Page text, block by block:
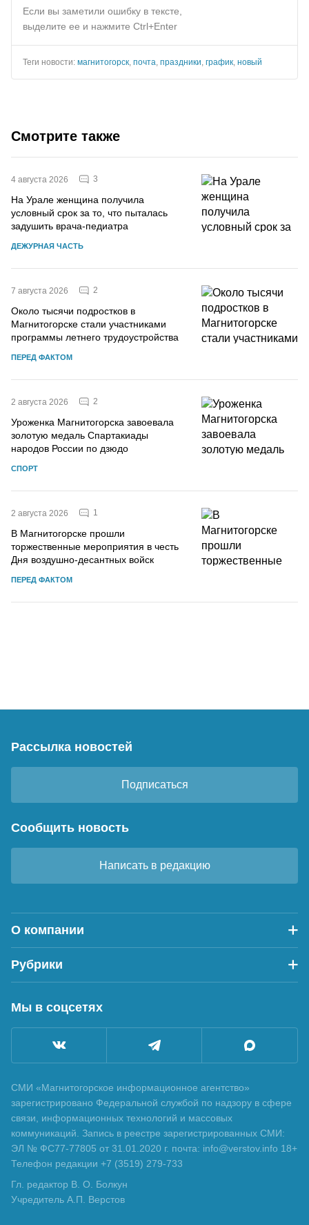
Если вы заметили ошибку в тексте,
выделите ее и нажмите Ctrl+Enter
Теги новости: магнитогорск почта праздники график новый
Смотрите также
4 августа 2026 3
На Урале женщина получила
условный срок за то, что пыталась
задушить врача-педиатра
ДЕЖУРНАЯ ЧАСТЬ
7 августа 2026 2
Около тысячи подростков в
Магнитогорске стали участниками
программы летнего трудоустройства
ПЕРЕД ФАКТОМ
2 августа 2026 2
Уроженка Магнитогорска завоевала
золотую медаль Спартакиады
народов России по дзюдо
СПОРТ
2 августа 2026 1
В Магнитогорске прошли
торжественные мероприятия в честь
Дня воздушно-десантных войск
ПЕРЕД ФАКТОМ
Рассылка новостей
Подписаться
Сообщить новость
Написать в редакцию
О компании
Рубрики
Мы в соцсетях
СМИ «Магнитогорское информационное агентство»
зарегистрировано Федеральной службой по надзору в сфере
связи, информационных технологий и массовых
коммуникаций. Запись в реестре зарегистрированных СМИ:
ЭЛ № ФС77-77805 от 31.01.2020 г. почта: info@verstov.info 18+
Телефон редакции +7 (3519) 279-733
Гл. редактор В. О. Болкун
Учредитель А.П. Верстов